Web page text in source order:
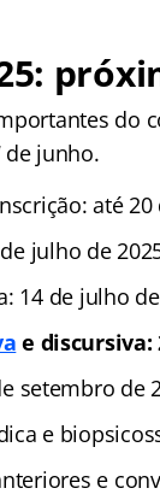
do
de junho.
até
julho de
14 de julho
e discursiva:
setembro de
e
e